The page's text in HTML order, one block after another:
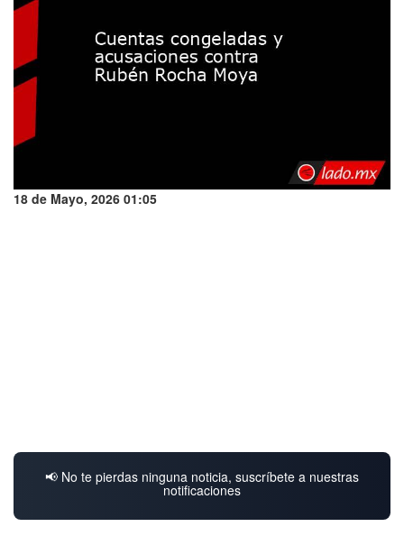
18 de Mayo, 2026 01:05
📢 No te pierdas ninguna noticia, suscríbete a nuestras
notificaciones